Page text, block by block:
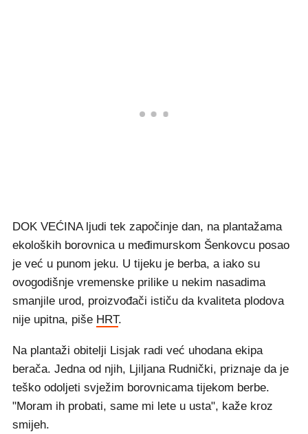
DOK VEĆINA ljudi tek započinje dan, na plantažama
ekoloških borovnica u međimurskom Šenkovcu posao
je već u punom jeku. U tijeku je berba, a iako su
ovogodišnje vremenske prilike u nekim nasadima
smanjile urod, proizvođači ističu da kvaliteta plodova
nije upitna, piše HRT.
Na plantaži obitelji Lisjak radi već uhodana ekipa
berača. Jedna od njih, Ljiljana Rudnički, priznaje da je
teško odoljeti svježim borovnicama tijekom berbe.
"Moram ih probati, same mi lete u usta", kaže kroz
smijeh.